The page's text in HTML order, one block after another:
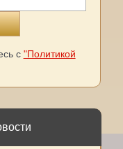
с "Политикой